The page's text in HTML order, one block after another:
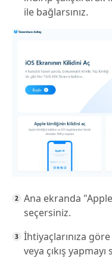
ile bağlarsınız.
Ana ekranda
seçersiniz.
İhtiyaçlarınıza
veya çıkış yapmayı